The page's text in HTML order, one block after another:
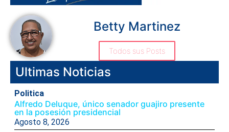
Betty Martinez
Todos sus Posts
Ultimas Noticias
Politica
Alfredo Deluque, único senador guajiro presente
en la posesión presidencial
Agosto 8, 2026